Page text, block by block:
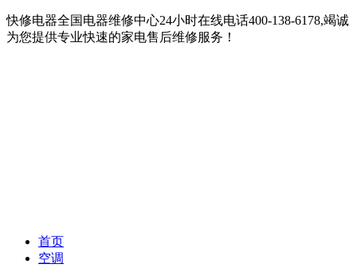
快修电器全国电器维修中心24小时在线电话400-138-6178,竭诚
为您提供专业快速的家电售后维修服务！
首页
空调